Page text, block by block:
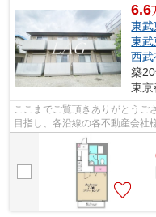
6.6
東武
東武
西武
築
東京
ここまでご覧頂きありがとうご
目指し、各沿線の各不動産会社
様へ提供しております！最新の